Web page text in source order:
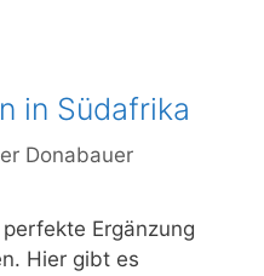
in Südafrika
Donabauer
Ergänzung
Hier gibt es